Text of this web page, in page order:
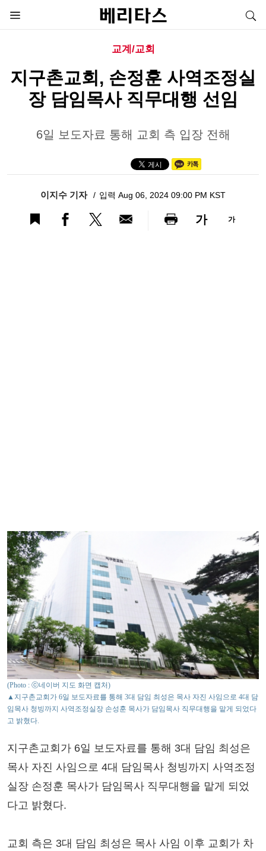
교계/교회
지구촌교회, 손정훈 사역조정실
장 담임목사 직무대행 선임
6일 보도자료 통해 교회 측 입장 전해
이지수 기자 입력 Aug 06, 2024 09:00 PM KST
가 가
(Photo : ⓒ네이버 지도 화면 캡처)
▲지구촌교회가 6일 보도자료를 통해 3대 담임 최성은 목사 자진 사임으로 4대 담
임목사 청빙까지 사역조정실장 손성훈 목사가 담임목사 직무대행을 맡게 되었다
고 밝혔다.
지구촌교회가 6일 보도자료를 통해 3대 담임 최성은
목사 자진 사임으로 4대 담임목사 청빙까지 사역조정
실장 손정훈 목사가 담임목사 직무대행을 맡게 되었
다고 밝혔다.
교회 측은 3대 담임 최성은 목사 사임 이후 교회가 차